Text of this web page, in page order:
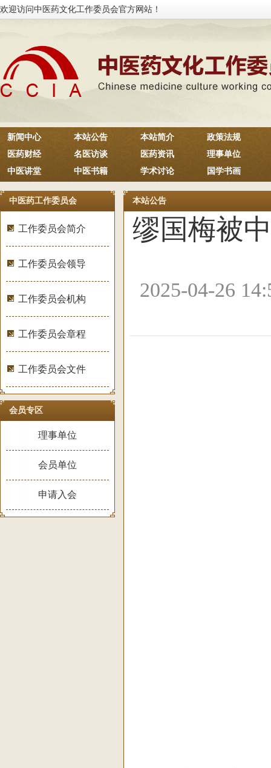
欢迎访问中医药文化工作委员会官方网站！
新闻中心 本站公告 本站简介
政策法规
医药财经
名医访谈 医药资讯
理事单位
中医讲堂
中医书籍 学术讨论 国学书画
中医药工作委员会
工作委员会简介
工作委员会领导
工作委员会机构
工作委员会章程
工作委员会文件
会员专区
理事单位
会员单位
申请入会
本站公告
缪国梅被
2025-04-26